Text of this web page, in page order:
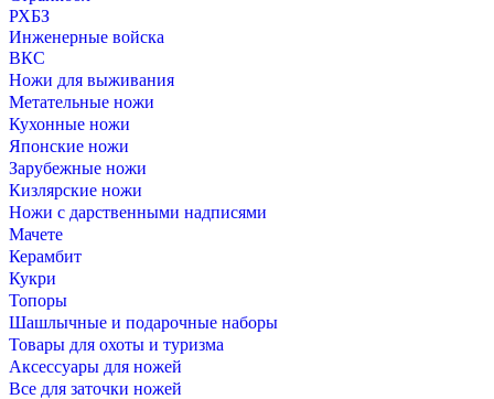
РХБЗ
Инженерные войска
ВКС
Ножи для выживания
Метательные ножи
Кухонные ножи
Японские ножи
Зарубежные ножи
Кизлярские ножи
Ножи с дарственными надписями
Мачете
Керамбит
Кукри
Топоры
Шашлычные и подарочные наборы
Товары для охоты и туризма
Аксессуары для ножей
Все для заточки ножей